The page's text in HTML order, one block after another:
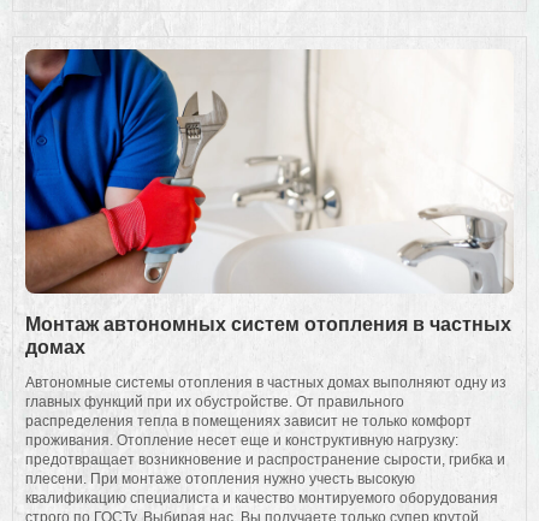
Монтаж автономных систем отопления в частных
домах
Автономные системы отопления в частных домах выполняют одну из
главных функций при их обустройстве. От правильного
распределения тепла в помещениях зависит не только комфорт
проживания. Отопление несет еще и конструктивную нагрузку:
предотвращает возникновение и распространение сырости, грибка и
плесени. При монтаже отопления нужно учесть высокую
квалификацию специалиста и качество монтируемого оборудования
строго по ГОСТу. Выбирая нас, Вы получаете только супер крутой